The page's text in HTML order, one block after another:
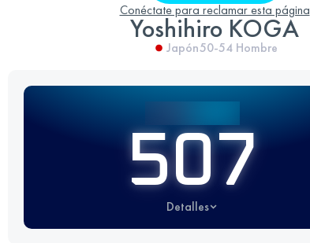
Conéctate para reclamar esta página
Yoshihiro KOGA
Japón50-54 Hombre
507
Detalles